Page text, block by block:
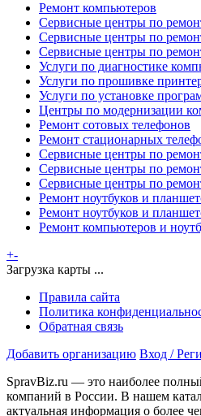
Ремонт компьютеров
Сервисные центры по
Сервисные центры по
Сервисные центры по
Услуги по диагностике
Услуги по прошивке
Услуги по установке
Центры по модернизации
Ремонт сотовых телефонов
Ремонт стационарных
Сервисные центры по
Сервисные центры по
Сервисные центры по
Ремонт ноутбуков и
Ремонт ноутбуков и
Ремонт компьютеров и
+-
Загрузка карты ...
Правила сайта
Политика
Обратная связь
Добавить организацию Вход /
SpravBiz.ru — это наиболее
компаний в России. В нашем
актуальная информация о более